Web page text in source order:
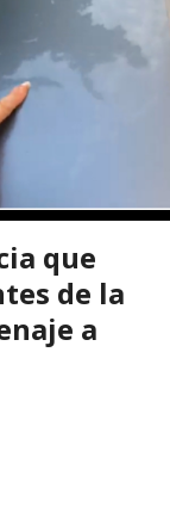
que
de la
a